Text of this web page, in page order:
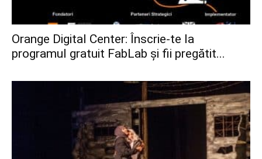
Orange Digital Center: Înscrie-te la
programul gratuit FabLab și fii pregătit...